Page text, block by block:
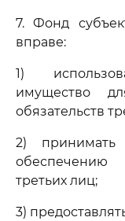
7. Фонд
вправе:
1)
имущество
обязательств
2) принимать
обеспечению
третьих лиц;
3)